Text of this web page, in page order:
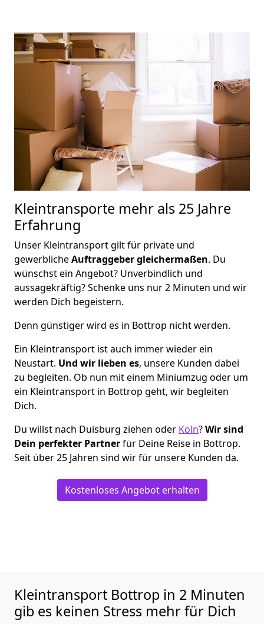
Kleintransporte mehr als 25 Jahre
Erfahrung
Unser Kleintransport gilt für private und
gewerblicheAuftraggeber gleichermaßen. Du
wünschst ein Angebot? Unverbindlich und
aussagekräftig? Schenke uns nur 2 Minuten und wir
werden Dich begeistern.
Denn günstiger wird es in Bottrop nicht werden.
Ein Kleintransport ist auch immer wieder ein
Neustart. Und wir lieben es, unsere Kunden dabei
zu begleiten. Ob nun mit einem Miniumzug oder um
ein Kleintransport in Bottrop geht, wir begleiten
Dich.
Du willst nach Duisburg ziehen oder Köln?Wir sind
Dein perfekter Partnerfür Deine Reise in Bottrop.
Seit über 25 Jahren sind wir für unsere Kunden da.
Kostenloses Angebot erhalten
Kleintransport Bottrop in 2 Minuten
gib es keinen Stress mehr für Dich